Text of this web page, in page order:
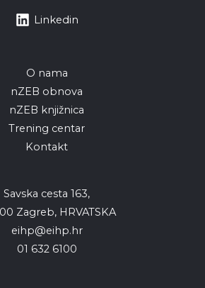
Linkedin
O nama
nZEB obnova
nZEB knjižnica
Trening centar
Kontakt
Savska cesta 163,
Zagreb, HRVATSKA
eihp@eihp.hr
01 632 6100